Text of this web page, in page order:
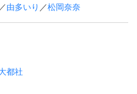
／由多いり ／松岡奈奈
都社